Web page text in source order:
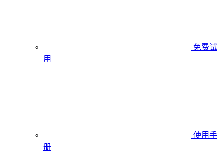
免费试
用
使用手
册